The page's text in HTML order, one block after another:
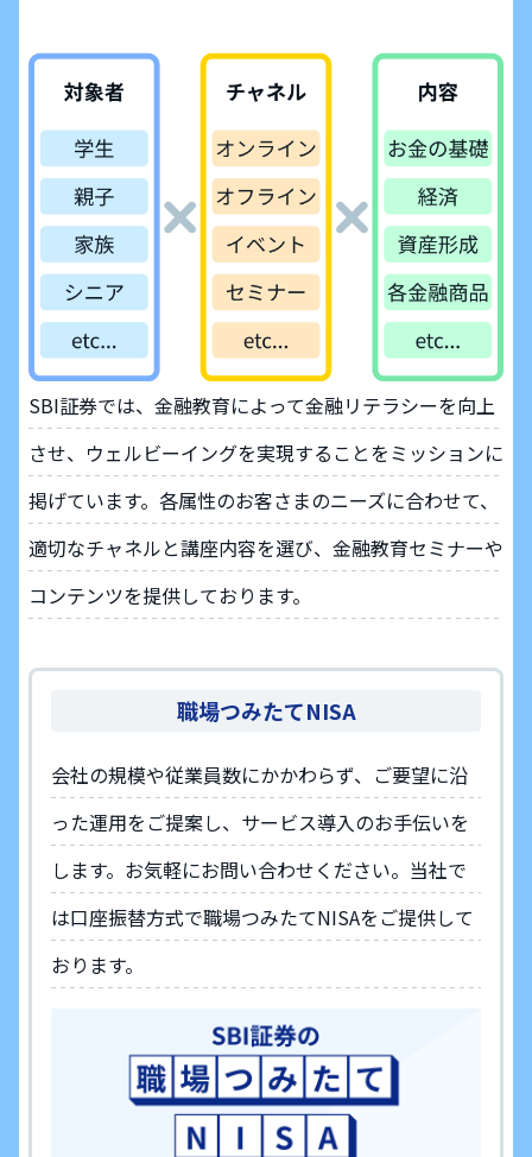
SBI証券では、金融教育によって金融リテラシーを向上
させ、ウェルビーイングを実現することをミッションに
掲げています。各属性のお客さまのニーズに合わせて、
適切なチャネルと講座内容を選び、金融教育セミナーや
コンテンツを提供しております。
職場つみたてNISA
会社の規模や従業員数にかかわらず、ご要望に沿
った運用をご提案し、サービス導入のお手伝いを
します。お気軽にお問い合わせください。当社で
は口座振替方式で職場つみたてNISAをご提供して
おります。